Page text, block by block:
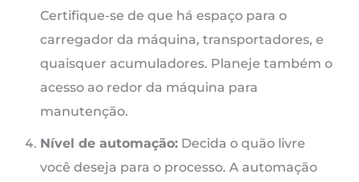
Certifique-se de que há espaço para o
carregador da máquina, transportadores, e
quaisquer acumuladores. Planeje também o
acesso ao redor da máquina para
manutenção.
Nível de automação: Decida o quão livre
você deseja para o processo. A automação